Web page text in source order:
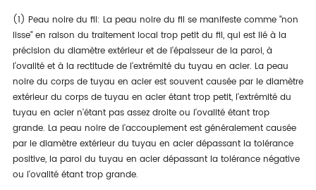
(1) Peau noire du fil: La peau noire du fil se manifeste comme "non
lisse" en raison du traitement local trop petit du fil, qui est lié à la
précision du diamètre extérieur et de l'épaisseur de la paroi, à
l'ovalité et à la rectitude de l'extrémité du tuyau en acier. La peau
noire du corps de tuyau en acier est souvent causée par le diamètre
extérieur du corps de tuyau en acier étant trop petit, l'extrémité du
tuyau en acier n'étant pas assez droite ou l'ovalité étant trop
grande. La peau noire de l'accouplement est généralement causée
par le diamètre extérieur du tuyau en acier dépassant la tolérance
positive, la paroi du tuyau en acier dépassant la tolérance négative
ou l'ovalité étant trop grande.